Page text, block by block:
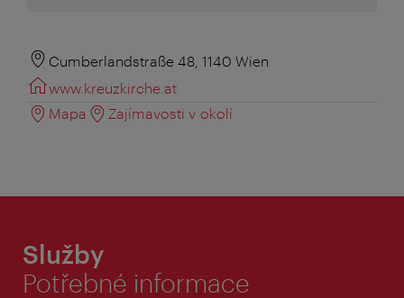
Cumberlandstraße 48, 1140 Wien
www.kreuzkirche.at
Mapa
Zajímavosti v okolí
Služby
Potřebné informace